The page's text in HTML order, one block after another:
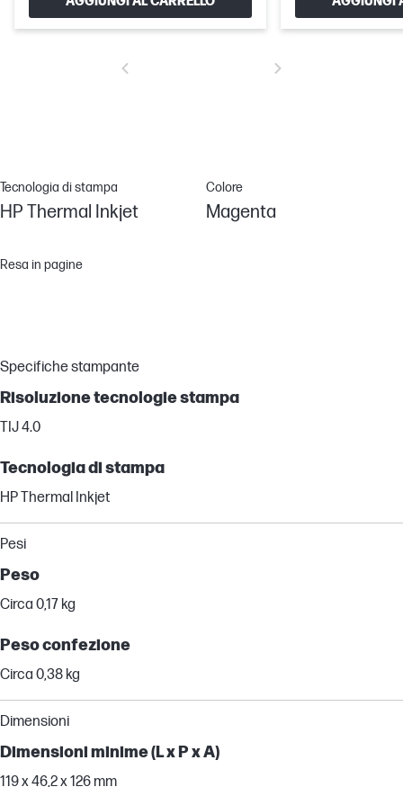
Tecnologia di stampa
HP Thermal Inkjet
Colore
Magenta
Resa in pagine
Specifiche stampante
Risoluzione tecnologie stampa
TIJ 4.0
Tecnologia di stampa
HP Thermal Inkjet
Pesi
Peso
Circa 0,17 kg
Peso confezione
Circa 0,38 kg
Dimensioni
Dimensioni minime (L x P x A)
119 x 46,2 x 126 mm